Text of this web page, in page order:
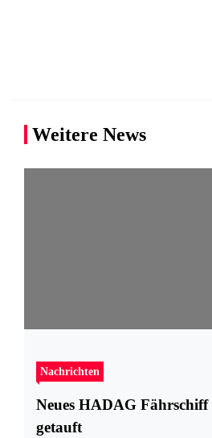
Weitere News
Nachrichten
Neues HADAG Fährschiff
getauft